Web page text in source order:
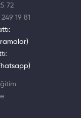
72
19 81